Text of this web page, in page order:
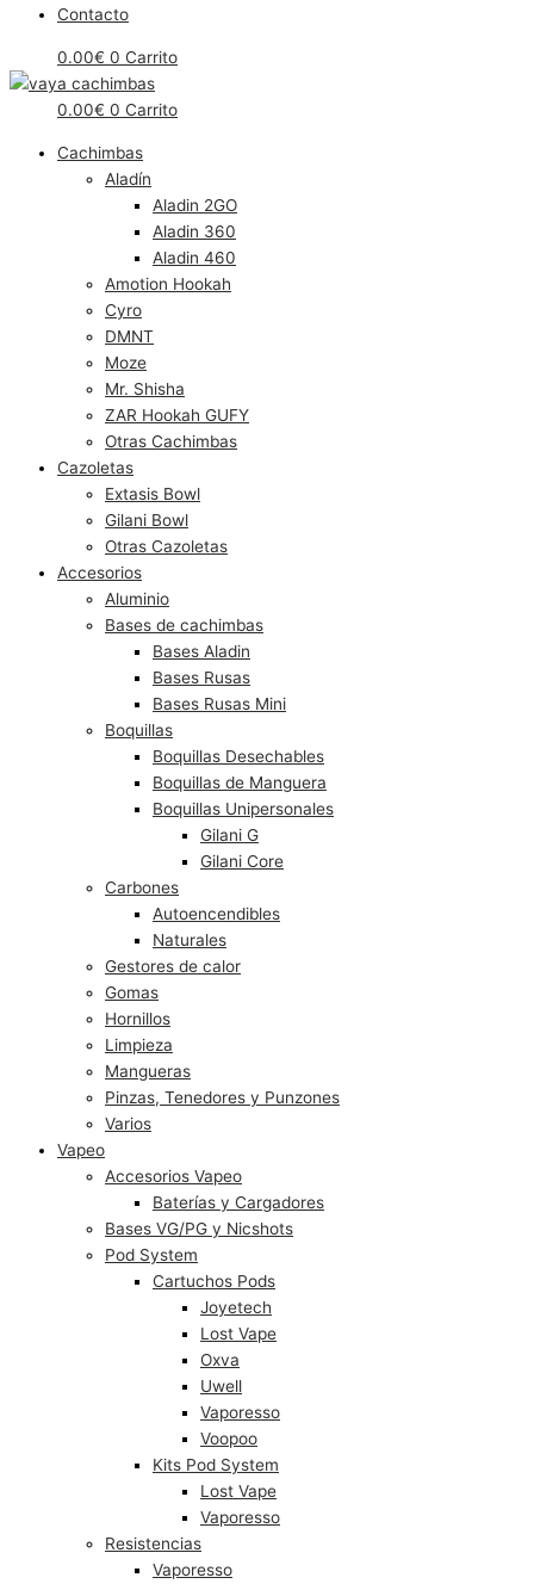
Contacto
0.00€ 0 Carrito
0.00€ 0 Carrito
Cachimbas
Aladín
Aladin 2GO
Aladin 360
Aladin 460
Amotion Hookah
Cyro
DMNT
Moze
Mr. Shisha
ZAR Hookah GUFY
Otras Cachimbas
Cazoletas
Extasis Bowl
Gilani Bowl
Otras Cazoletas
Accesorios
Aluminio
Bases de cachimbas
Bases Aladin
Bases Rusas
Bases Rusas Mini
Boquillas
Boquillas Desechables
Boquillas de Manguera
Boquillas Unipersonales
Gilani G
Gilani Core
Carbones
Autoencendibles
Naturales
Gestores de calor
Gomas
Hornillos
Limpieza
Mangueras
Pinzas, Tenedores y Punzones
Varios
Vapeo
Accesorios Vapeo
Baterías y Cargadores
Bases VG/PG y Nicshots
Pod System
Cartuchos Pods
Joyetech
Lost Vape
Oxva
Uwell
Vaporesso
Voopoo
Kits Pod System
Lost Vape
Vaporesso
Resistencias
Vaporesso